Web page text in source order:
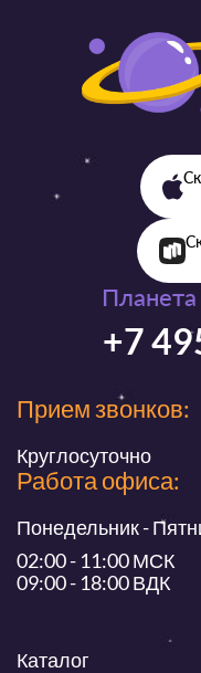
+7
Прием звонков:
Круглосуточно
Работа офиса:
Понедельник -
02:00 - 11:00 МСК
09:00 - 18:00 ВДК
Каталог